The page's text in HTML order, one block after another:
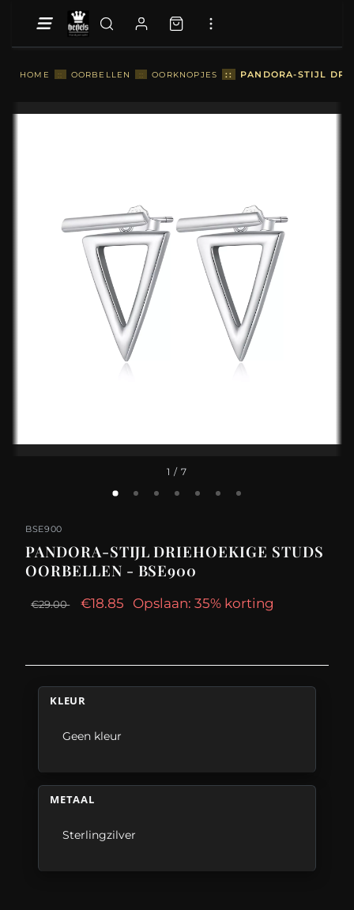
HOME :: OORBELLEN :: OORKNOPJES :: PANDORA-STIJL
1 / 7
BSE900
PANDORA-STIJL DRIEHOEKIGE STUDS
OORBELLEN - BSE900
€29.00 €18.85 Opslaan: 35% korting
KLEUR
Geen kleur
METAAL
Sterlingzilver